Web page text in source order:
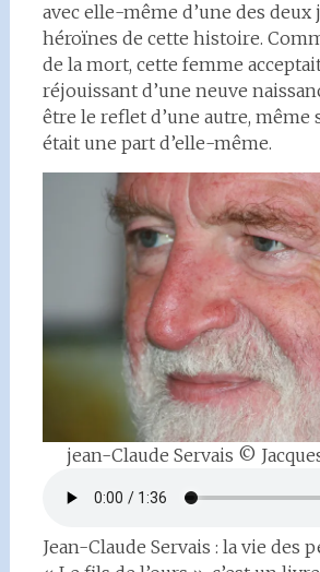
avec elle-même d’une des deux
héroïnes de cette histoire.
de la mort, cette femme
réjouissant d’une neuve
être le reflet d’une autre, même
était une part d’elle-même.
jean-Claude Servais ©
Jean-Claude Servais : la vie des